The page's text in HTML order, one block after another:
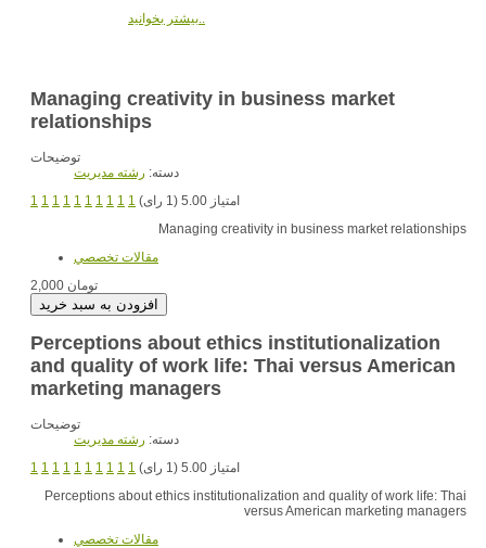
بیشتر بخوانید..
Managing creativity in business market
relationships
توضیحات
دسته: رشته مديريت
1 1 1 1 1 1 1 1 1 1
امتیاز 5.00 (1 رای)
Managing creativity in business market relationships
مقالات تخصصي
2,000 تومان
Perceptions about ethics institutionalization
and quality of work life: Thai versus American
marketing managers
توضیحات
دسته: رشته مديريت
1 1 1 1 1 1 1 1 1 1
امتیاز 5.00 (1 رای)
Perceptions about ethics institutionalization and quality of work life: Thai
versus American marketing managers
مقالات تخصصي